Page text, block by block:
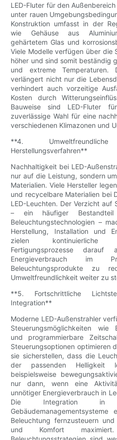
LED-Fluter für den
unter rauen
Konstruktion umfasst in der
wie Gehäuse aus
gehärtetem Glas und
Viele Modelle verfügen über die
höher und sind somit beständig
und extreme Temperaturen.
verlängert nicht nur die
verhindert auch vorzeitige
Kosten durch
Bauweise sind LED-Fluter
zuverlässige Wahl für eine
verschiedenen Klimazonen und
**4.
Herstellungsverfahren**
Nachhaltigkeit bei LED-
nur auf die Leistung, sondern
Materialien. Viele Hersteller
und recycelbare Materialien bei
LED-Leuchten. Der Verzicht auf
– ein häufiger Bestandteil
Beleuchtungstechnologien –
Herstellung, Installation und
zielen kontinuierliche
Fertigungsprozesse darauf
Energieverbrauch im
Beleuchtungsprodukte zu
Umweltfreundlichkeit weiter zu
**5. Fortschrittliche
Integration**
Moderne LED-Außenstrahler
Steuerungsmöglichkeiten wie
und programmierbare
Steuerungsoptionen optimieren
sie sicherstellen, dass die
der passenden Helligkeit
beispielsweise
nur dann, wenn eine
unnötiger Energieverbrauch in
Die Integration in
Beleuchtung fernzusteuern
und Komfort